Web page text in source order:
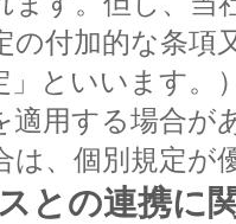
の付加的な条項
」といいます。
適用する場合が
は、個別規定が
との連携に